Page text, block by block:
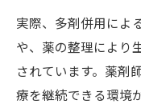
実際、多剤併用によ
や、薬の整理により
されています。薬剤
療を継続できる環境